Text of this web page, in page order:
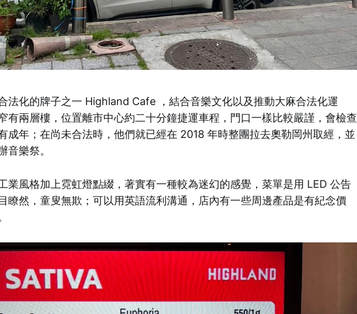
法化的牌子之一 Highland Cafe ，結合音樂文化以及推動大麻合法化運
有兩層樓，位置離市中心約二十分鐘捷運車程，門口一樣比較嚴謹，會檢查
成年；在尚未合法時，他們就已經在 2018 年時整團拉去奧勒岡州取經，並
音樂祭。
業風格加上霓虹燈點綴，著實有一種較為迷幻的感覺，菜單是用 LED 公告
瞭然，童叟無欺；可以用英語流利溝通，店內有一些周邊產品是有紀念價